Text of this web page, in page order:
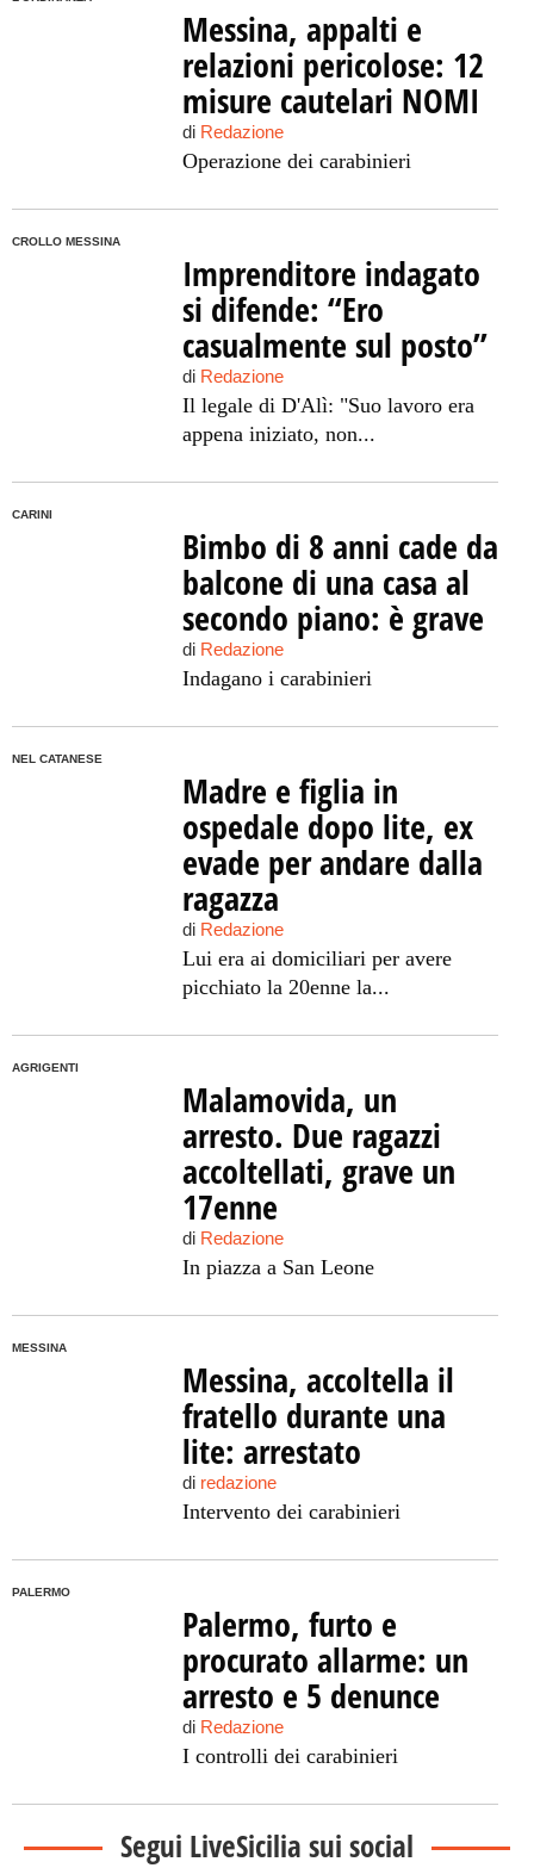
Messina, appalti e
relazioni pericolose: 12
misure cautelari NOMI
di Redazione
Operazione dei carabinieri
CROLLO MESSINA
Imprenditore indagato
si difende: “Ero
casualmente sul posto”
di Redazione
Il legale di D'Alì: "Suo lavoro era
appena iniziato, non...
CARINI
Bimbo di 8 anni cade da
balcone di una casa al
secondo piano: è grave
di Redazione
Indagano i carabinieri
NEL CATANESE
Madre e figlia in
ospedale dopo lite, ex
evade per andare dalla
ragazza
di Redazione
Lui era ai domiciliari per avere
picchiato la 20enne la...
AGRIGENTI
Malamovida, un
arresto. Due ragazzi
accoltellati, grave un
17enne
di Redazione
In piazza a San Leone
MESSINA
Messina, accoltella il
fratello durante una
lite: arrestato
di redazione
Intervento dei carabinieri
PALERMO
Palermo, furto e
procurato allarme: un
arresto e 5 denunce
di Redazione
I controlli dei carabinieri
Segui LiveSicilia sui social